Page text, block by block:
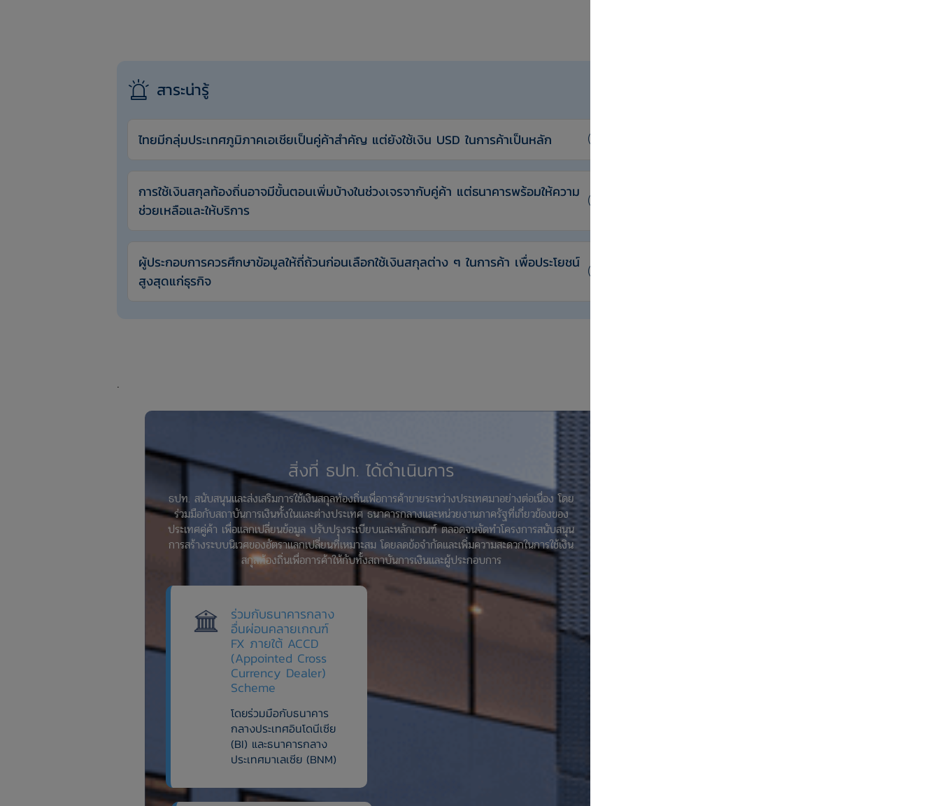
สาระน่ารู้
ไทยมีกลุ่มประเทศภูมิภาคเอเชียเป็นคู่ค้าสำคัญ แต่ยังใช้เงิน USD ในการค้าเป็นหลัก
การใช้เงินสกุลท้องถิ่นอาจมีขั้นตอนเพิ่มบ้างในช่วงเจรจากับคู่ค้า แต่ธนาคารพร้อมให้ความ
ช่วยเหลือและให้บริการ
ผู้ประกอบการควรศึกษาข้อมูลให้ถี่ถ้วนก่อนเลือกใช้เงินสกุลต่าง ๆ ในการค้า เพื่อประโยชน์
สูงสุดแก่ธุรกิจ
.
สิ่งที่ ธปท. ได้ดำเนินการ
ธปท. สนับสนุนและส่งเสริมการใช้เงินสกุลท้องถิ่นเพื่อการค้าขายระหว่างประเทศมาอย่างต่อเนื่อง โดย
ร่วมมือกับสถาบันการเงินทั้งในและต่างประเทศ ธนาคารกลางและหน่วยงานภาครัฐที่เกี่ยวข้องของ
ประเทศคู่ค้า เพื่อแลกเปลี่ยนข้อมูล ปรับปรุงระเบียบและหลักเกณฑ์ ตลอดจนจัดทำโครงการสนับสนุน
การสร้างระบบนิเวศของอัตราแลกเปลี่ยนที่เหมาะสม โดยลดข้อจำกัดและเพิ่มความสะดวกในการใช้เงิน
สกุลท้องถิ่นเพื่อการค้าให้กับทั้งสถาบันการเงินและผู้ประกอบการ
ร่วมกับธนาคารกลาง
อื่นผ่อนคลายเกณฑ์
FX ภายใต้ ACCD
(Appointed Cross
Currency Dealer)
Scheme
โดยร่วมมือกับธนาคาร
กลางประเทศอินโดนีเซีย
(BI) และธนาคารกลาง
ประเทศมาเลเซีย (BNM)